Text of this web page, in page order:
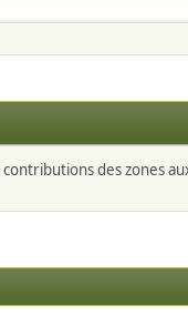
des zones